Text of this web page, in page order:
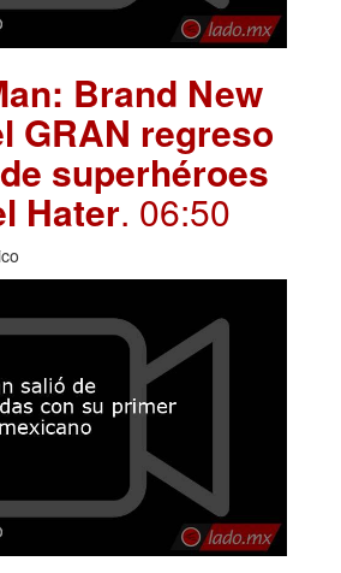
Brand New
GRAN regreso
superhéroes
Hater. 06:50